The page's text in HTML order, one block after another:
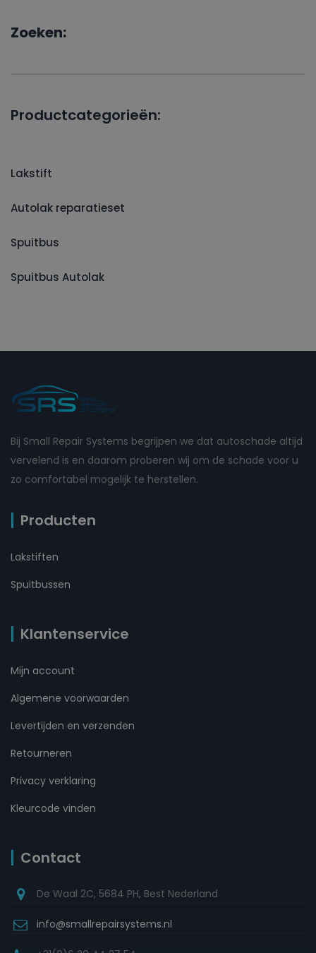
Zoeken:
Productcategorieën:
Lakstift
Autolak reparatieset
Spuitbus
Spuitbus Autolak
Bij Small Repair Systems begrijpen we dat autoschade altijd
vervelend is en daarom proberen wij om de schade voor u
zo comfortabel mogelijk te herstellen.
Producten
Lakstiften
Spuitbussen
Klantenservice
Mijn account
Algemene voorwaarden
Levertijden en verzenden
Retourneren
Privacy verklaring
Kleurcode vinden
Contact
De Waal 2C, 5684 PH, Best Nederland
info@smallrepairsystems.nl